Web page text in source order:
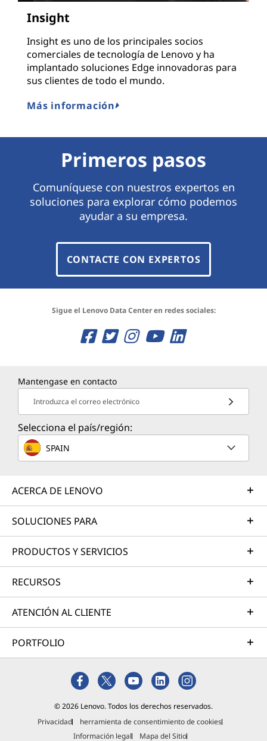
Insight
Insight es uno de los principales socios
comerciales de tecnología de Lenovo y ha
implantado soluciones Edge innovadoras para
sus clientes de todo el mundo.
Más información
Primeros pasos
Comuníquese con nuestros expertos en
soluciones para explorar cómo podemos
ayudar a su empresa.
CONTACTE CON EXPERTOS
Sigue el Lenovo Data Center en redes sociales:
O
e
n
s
n
e
w
w
i
d
o
t
o
F
a
O
n
s
n
w
w
i
d
o
o
T
w
O
n
w
w
d
o
o
I
n
O
n
w
w
d
o
o
Y
o
O
n
w
w
d
o
t
o
L
i
Mantengase en contacto
Introduzca el correo electrónico
Selecciona el país/región:
SPAIN
ACERCA DE LENOVO
SOLUCIONES PARA
PRODUCTOS Y SERVICIOS
RECURSOS
ATENCIÓN AL CLIENTE
PORTFOLIO
© 2026 Lenovo. Todos los derechos reservados.
Privacidad
herramienta de consentimiento de cookies
Información legal
Mapa del Sitio